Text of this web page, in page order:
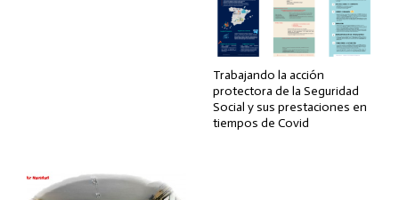
Trabajando la acción
protectora de la Seguridad
Social y sus prestaciones en
tiempos de Covid